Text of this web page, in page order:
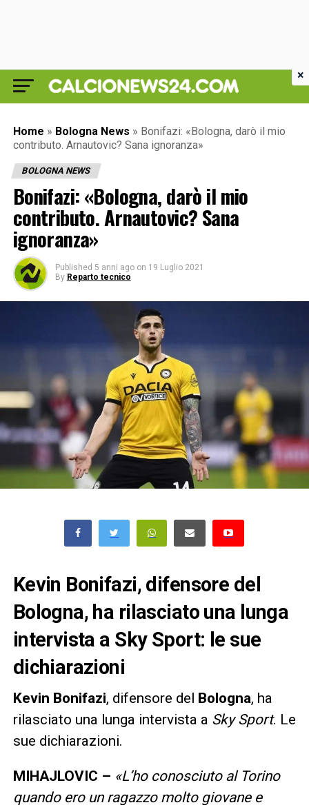
Home » Bologna News » Bonifazi: «Bologna, darò il mio
contributo. Arnautovic? Sana ignoranza»
BOLOGNA NEWS
Bonifazi: «Bologna, darò il mio
contributo. Arnautovic? Sana
ignoranza»
Published 5 anni ago on 19 Luglio 2021
By Reparto tecnico
Kevin Bonifazi, difensore del
Bologna, ha rilasciato una lunga
intervista a Sky Sport: le sue
dichiarazioni
Kevin Bonifazi, difensore del Bologna, ha
rilasciato una lunga intervista a Sky Sport. Le
sue dichiarazioni.
MIHAJLOVIC – «L’ho conosciuto al Torino
quando ero un ragazzo molto giovane e
×